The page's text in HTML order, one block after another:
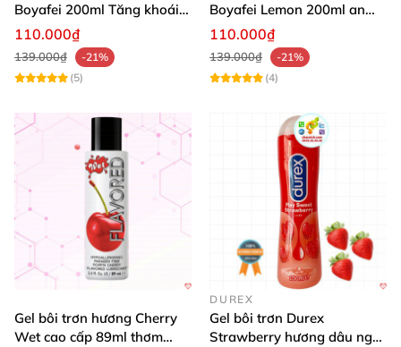
Boyafei 200ml Tăng khoái
cảm, an toàn
110.000₫
139.000₫
-21%
(5)
Boyafei Lemon 200ml an
toàn thơm mát
110.000₫
139.000₫
-21%
(4)
Gel bôi trơn hương Cherry
Wet cao cấp 89ml thơm
DUREX
Gel bôi trơn Durex
Strawberry hương dâu ngọt